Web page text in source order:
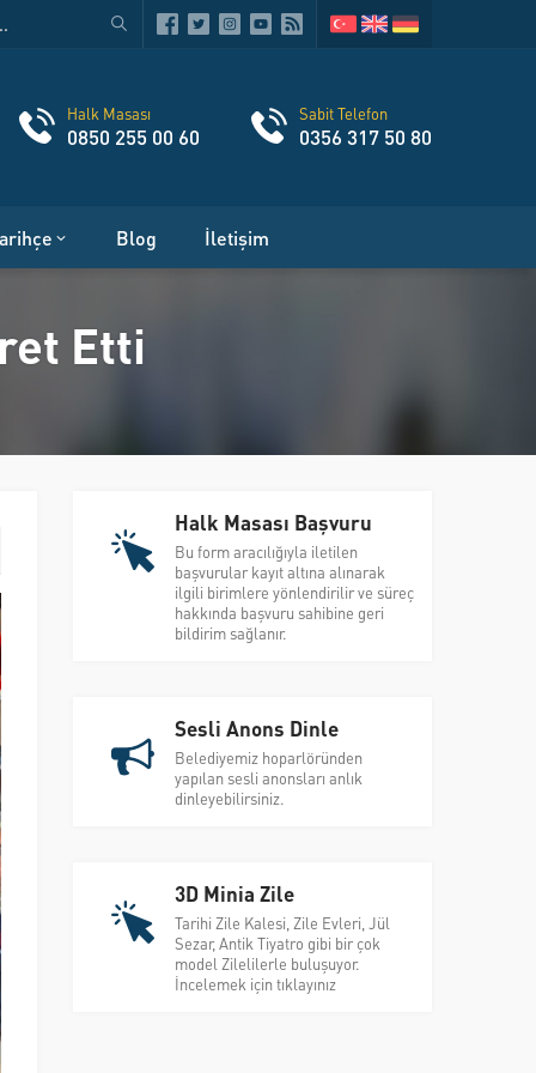
Halk Masası
0850 255 00 60
Sabit Telefon
0356 317 50 80
Blog İletişim
Etti
Halk Masası Başvuru
Bu form aracılığıyla iletilen
başvurular kayıt altına alınarak
ilgili birimlere yönlendirilir ve süreç
hakkında başvuru sahibine geri
bildirim sağlanır.
Sesli Anons Dinle
Belediyemiz hoparlöründen
yapılan sesli anonsları anlık
dinleyebilirsiniz.
3D Minia Zile
Tarihi Zile Kalesi, Zile Evleri, Jül
Sezar, Antik Tiyatro gibi bir çok
model Zilelilerle buluşuyor.
İncelemek için tıklayınız